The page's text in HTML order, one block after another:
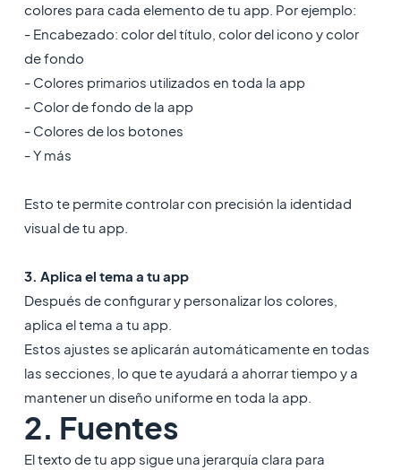
colores para cada elemento de tu app. Por ejemplo:
- Encabezado: color del título, color del icono y color
de fondo
- Colores primarios utilizados en toda la app
- Color de fondo de la app
- Colores de los botones
- Y más
Esto te permite controlar con precisión la identidad
visual de tu app.
3. Aplica el tema a tu app
Después de configurar y personalizar los colores,
aplica el tema a tu app.
Estos ajustes se aplicarán automáticamente en todas
las secciones, lo que te ayudará a ahorrar tiempo y a
mantener un diseño uniforme en toda la app.
2. Fuentes
El texto de tu app sigue una jerarquía clara para